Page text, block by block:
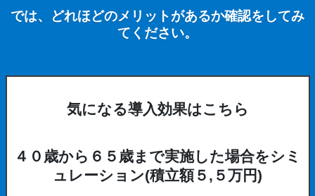
では、どれほどのメリットがあるか確認をしてみ
てください。
気になる導入効果はこちら
４０歳から６５歳まで実施した場合をシミ
ュレーション(積立額５,５万円)